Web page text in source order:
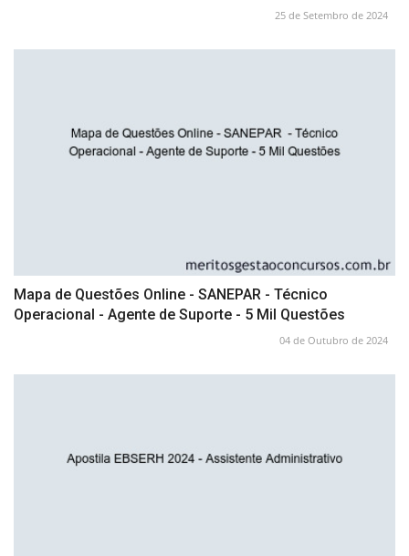
25 de Setembro de 2024
Mapa de Questões Online - SANEPAR - Técnico
Operacional - Agente de Suporte - 5 Mil Questões
04 de Outubro de 2024